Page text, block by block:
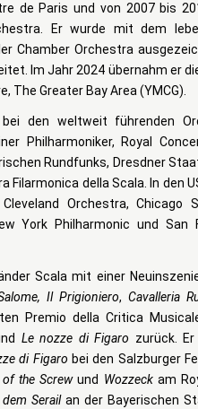
de Paris und von 2007 bis
Er wurde mit dem
Chamber Orchestra
Im Jahr 2024 übernahm er
The Greater Bay Area (YMCG).
den weltweit führenden
Philharmoniker, Royal
Rundfunks, Dresdner
Filarmonica della Scala. In den
Orchestra, Chicago
York Philharmonic und San
Scala mit einer
Il Prigioniero, Cavalleria
Premio della Critica
Le nozze di Figaro zurück.
di Figaro bei den Salzburger
of the Screwund Wozzeckam
Serailan der Bayerischen